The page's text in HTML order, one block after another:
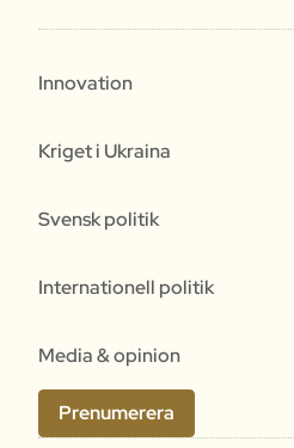
Innovation
Kriget i Ukraina
Svensk politik
Internationell politik
Media & opinion
Prenumerera